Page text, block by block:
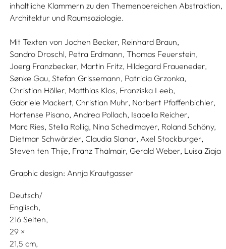
inhaltliche Klammern zu den Themenbereichen Abstraktion,
Architektur und Raumsoziologie.
Mit Texten von Jochen Becker, Reinhard Braun,
Sandro Droschl, Petra Erdmann, Thomas Feuerstein,
Joerg Franzbecker, Martin Fritz, Hildegard Fraueneder,
Sønke Gau, Stefan Grissemann, Patricia Grzonka,
Christian Höller, Matthias Klos, Franziska Leeb,
Gabriele Mackert, Christian Muhr, Norbert Pfaffenbichler,
Hortense Pisano, Andrea Pollach, Isabella Reicher,
Marc Ries, Stella Rollig, Nina Schedlmayer, Roland Schöny,
Dietmar Schwärzler, Claudia Slanar, Axel Stockburger,
Steven ten Thije, Franz Thalmair, Gerald Weber, Luisa Ziaja
Graphic design: Annja Krautgasser
Deutsch/
Englisch
216 Seiten,
29
21,5